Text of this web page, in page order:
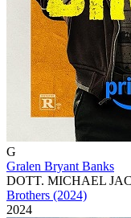
G
Gralen Bryant Banks
DOTT. MICHAEL
Brothers (2024)
2024